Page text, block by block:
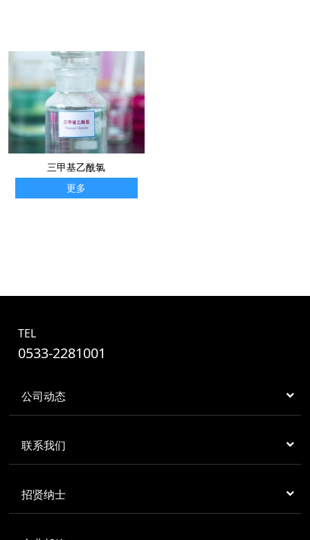
三甲基乙酰氯
更多
TEL
0533-2281001
公司动态
联系我们
招贤纳士